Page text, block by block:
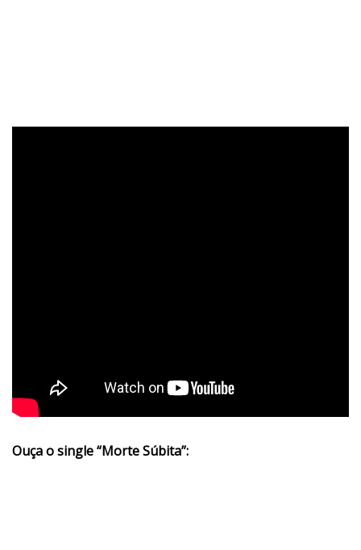
Ouça o single “Morte Súbita”: